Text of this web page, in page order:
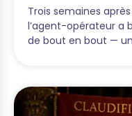
Trois semaines
l’agent-opérateur a
de bout en bout — un